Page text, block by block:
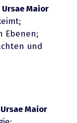
Maior
Ebenen;
und
Maior